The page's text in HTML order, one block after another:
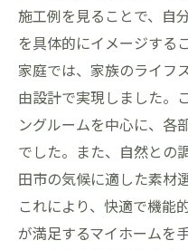
施工例を見ることで、自
を具体的にイメージする
家庭では、家族のライフ
由設計で実現しました。
ングルームを中心に、各
でした。また、自然との
田市の気候に適した素材
これにより、快適で機能
が満足するマイホームを